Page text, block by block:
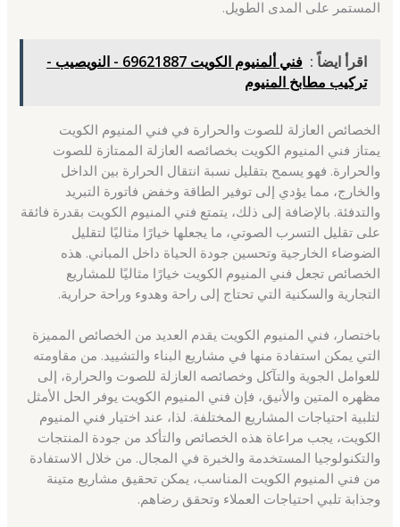
المستمر على المدى الطويل.
اقرأ ايضاً :
فني ألمنيوم الكويت 69621887 - النويصيب -
تركيب مطابخ المنيوم
الخصائص العازلة للصوت والحرارة في فني المنيوم الكويت
يمتاز فني المنيوم الكويت بخصائصه العازلة الممتازة للصوت
والحرارة. فهو يسمح بتقليل نسبة انتقال الحرارة بين الداخل
والخارج، مما يؤدي إلى توفير الطاقة وخفض فاتورة التبريد
والتدفئة. بالإضافة إلى ذلك، يتمتع فني المنيوم الكويت بقدرة فائقة
على تقليل التسرب الصوتي، ما يجعلها خيارًا مثاليًا لتقليل
الضوضاء الخارجية وتحسين جودة الحياة داخل المباني. هذه
الخصائص تجعل فني المنيوم الكويت خيارًا مثاليًا للمشاريع
التجارية والسكنية التي تحتاج إلى راحة وهدوء وراحة حرارية.
باختصار، فني المنيوم الكويت يقدم العديد من الخصائص المميزة
التي يمكن استفادة منها في مشاريع البناء والتشييد. من مقاومته
للعوامل الجوية والتآكل وخصائصه العازلة للصوت والحرارة، إلى
مظهره المتين والأنيق، فإن فني المنيوم الكويت يوفر الحل الأمثل
لتلبية احتياجات المشاريع المختلفة. لذا، عند اختيار فني المنيوم
الكويت، يجب مراعاة هذه الخصائص والتأكد من جودة المنتجات
والتكنولوجيا المستخدمة والخبرة في المجال. من خلال الاستفادة
من فني المنيوم الكويت المناسب، يمكن تحقيق مشاريع متينة
وجذابة تلبي احتياجات العملاء وتحقق رضاهم.